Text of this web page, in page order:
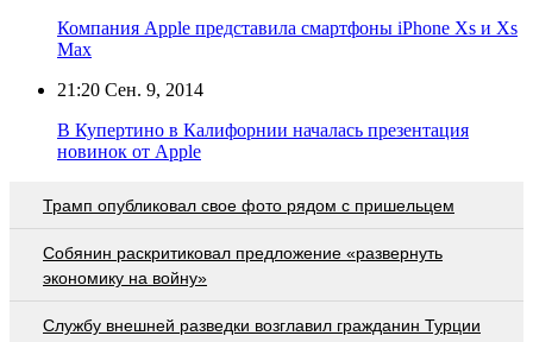
Компания Apple представила смартфоны iPhone Xs и Xs
Max
21:20 Сен. 9, 2014
В Купертино в Калифорнии началась презентация
новинок от Apple
Трамп опубликовал свое фото рядом с пришельцем
Собянин раскритиковал предложение «развернуть
экономику на войну»
Службу внешней разведки возглавил гражданин Турции